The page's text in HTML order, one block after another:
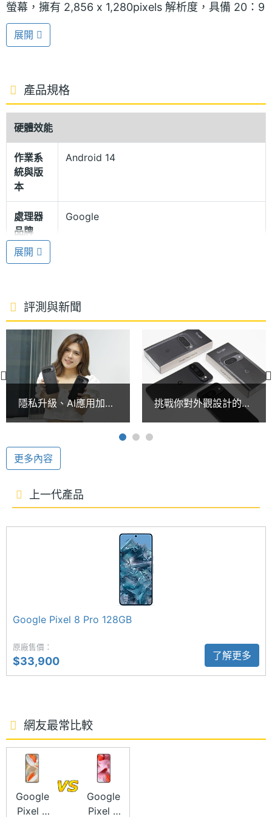
螢幕，擁有 2,856 x 1,280pixels 解析度，具備 20：9
顯示比例，支援 1~120Hz 自動更新率，螢幕峰值亮度
最高可達 3,000nit，戶外陽光照射下也能看清楚畫面
功能，可確保個人隱私不輕易外洩。
霧面質感玻璃背蓋
Google Pixel 9 Pro 128GB 正反面覆蓋康寧大猩猩
Victus 2 玻璃，除了可提升抗跌落防護能力，搭配霧
面玻璃背蓋與弧形拋光金屬外框，增進手感的同時也
能提升機身保護力，而抗指紋塗層也能減少指紋污漬
的殘留。機身具備 IP68 防塵防水等級，下雨天也能安
心使用手機。
Google Pixel 9 Pro 128GB 搭載 Google Tensor G4
處理器，內建 16GB RAM / 128GB ROM，官方保證可
提供 7 年的作業系統、安全性與 Pixel Drops 功能推
送更新。連線部分，採用 Nano SIM 單卡槽設計，可
搭配 eSIM 服務啟用 5G + 5G 雙卡雙待，提供 Wi-Fi
7、Wi-Fi 6E、藍牙 5.3、NFC 與 UWB 超寬頻功能。
Google Pixel 9 Pro 128GB 搶先搭載最優異的 Google
AI 技術，可透過 Gemini 享有強大且完整的 AI 助理體
驗，讓你不僅能快速完成日常事務，也能輕鬆滿足多
功能。續航方面，內建 4,700mAh 電池，支援快速充
電、Qi 無線快充、電力分享等用途。
Google Pixel 9 Pro 128GB 後置 5,000 萬畫素主鏡頭
+ 4,800 萬畫素超廣角鏡頭 + 4,800 萬畫素望遠鏡
頭，相機旁還設有單區塊 LDAF 感應器，其中超廣角
鏡頭內建自動對焦功能，支援微距對焦模式；望遠鏡
臉辨識應用。
Google Pixel 9 Pro 128GB 功能特色
展開
產品規格
硬體效能
作業系
統與版
本
Android 14
處理器
品牌
Google
處理器
處理器
核心數
8
圖形處
理器
Mali-G715
RAM記
憶體
16 GB
存空間
量
顯示螢幕
解析度
2856x1280 pixels
主螢幕
最大亮
度
材質
主螢幕
耐用性
Gorilla Glass Victus 2
主螢幕
觸控
Yes
展開
評測與新聞
隱私升級、AI應用加
持！Google Pixel 9系
驗一次看
挑戰你對外觀設計的接
受度！Google Pixel 9
更多內容
上一代產品
Google Pixel 8 Pro 128GB
原廠售價：
$33,900 了解更多
網友最常比較
Google
Pixel 9
Google
Pixel 9